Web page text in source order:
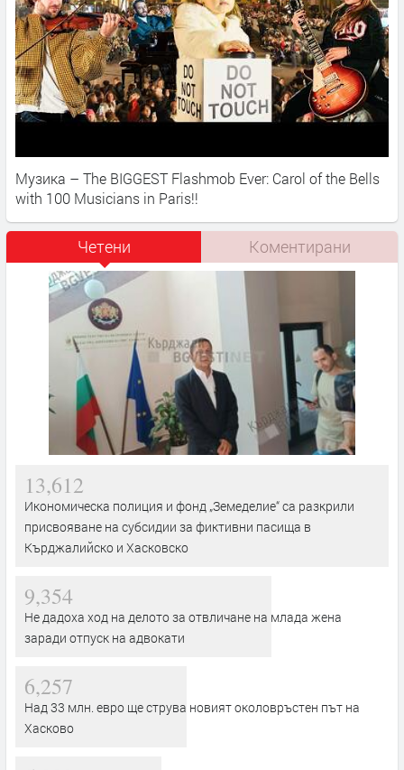
Музика – The BIGGEST Flashmob Ever: Carol of the Bells
with 100 Musicians in Paris!!
Четени Коментирани
13,612
Икономическа полиция и фонд „Земеделие“ са разкрили
присвояване на субсидии за фиктивни пасища в
Кърджалийско и Хасковско
9,354
Не дадоха ход на делото за отвличане на млада жена
заради отпуск на адвокати
6,257
Над 33 млн. евро ще струва новият околовръстен път на
Хасково